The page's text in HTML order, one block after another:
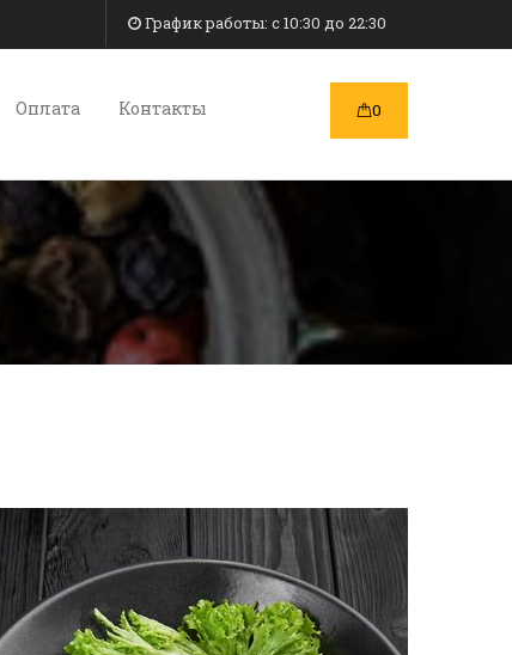
График работы: c 10:30 до 22:30
Оплата Контакты 0